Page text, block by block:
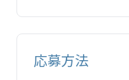
応募方法